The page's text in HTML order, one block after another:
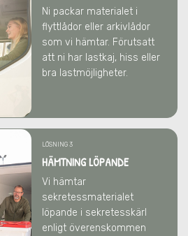
Ni packar materialet i
flyttlådor eller arkivlådor
som vi hämtar. Förutsatt
att ni har lastkaj, hiss eller
bra lastmöjligheter.
LÖSNING 3
HÄMTNING LÖPANDE
Vi hämtar
sekretessmaterialet
löpande i sekretesskärl
enligt överenskommen